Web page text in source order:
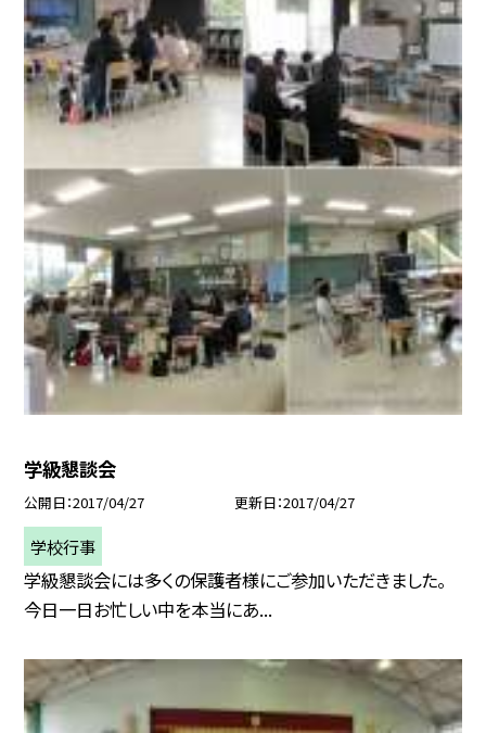
学級懇談会
公開日 2017/04/27 更新日 2017/04/27
学校行事
学級懇談会には多くの保護者様にご参加いただきました。
今日一日お忙しい中を本当にあ...